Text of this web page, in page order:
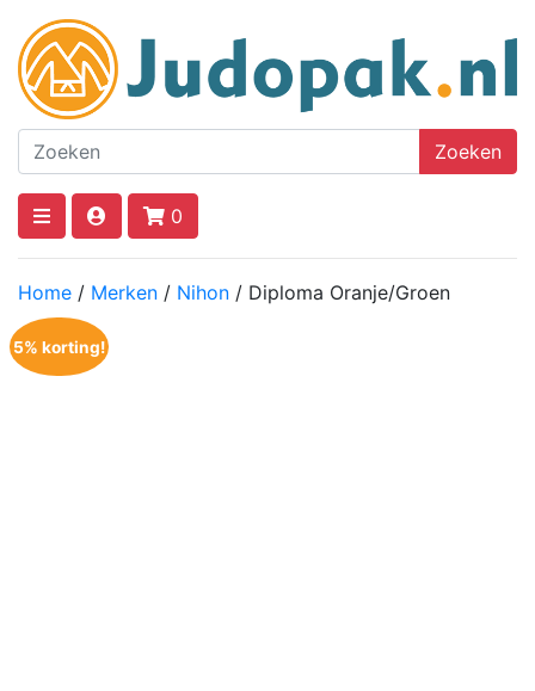
Zoeken
0
Home / Merken / Nihon / Diploma Oranje/Groen
5% korting!